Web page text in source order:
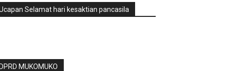
Selamat hari kesaktian pancasila
MUKOMUKO